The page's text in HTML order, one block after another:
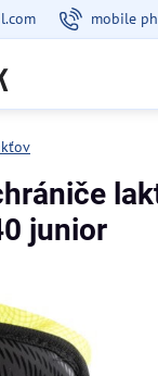
mobile
junior